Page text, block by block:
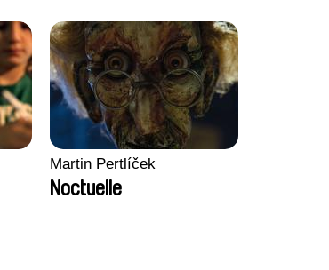
Martin Pertlíček
Noctuelle